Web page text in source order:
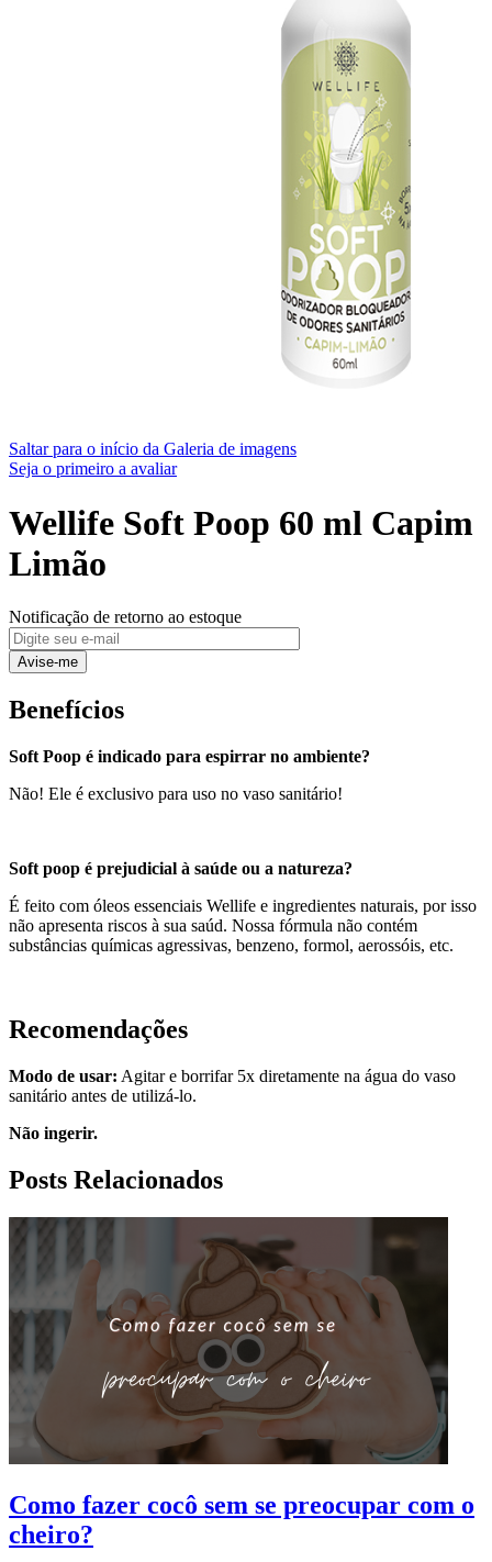
Saltar para o início da Galeria de imagens
Seja o primeiro a avaliar
Wellife Soft Poop 60 ml Capim
Limão
Notificação de retorno ao estoque
Avise-me
Benefícios
Soft Poop é indicado para espirrar no ambiente?
Não! Ele é exclusivo para uso no vaso sanitário!
Soft poop é prejudicial à saúde ou a natureza?
É feito com óleos essenciais Wellife e ingredientes naturais, por isso
não apresenta riscos à sua saúd. Nossa fórmula não contém
substâncias químicas agressivas, benzeno, formol, aerossóis, etc.
Recomendações
Modo de usar: Agitar e borrifar 5x diretamente na água do vaso
sanitário antes de utilizá-lo.
Não ingerir.
Posts Relacionados
Como fazer cocô sem se preocupar com o
cheiro?